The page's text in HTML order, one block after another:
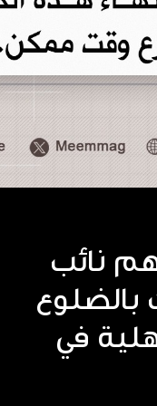
نائب
بالضلوع
في